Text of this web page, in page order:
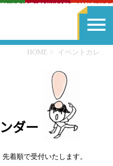
HOME
ダー
着順で受付いたします。